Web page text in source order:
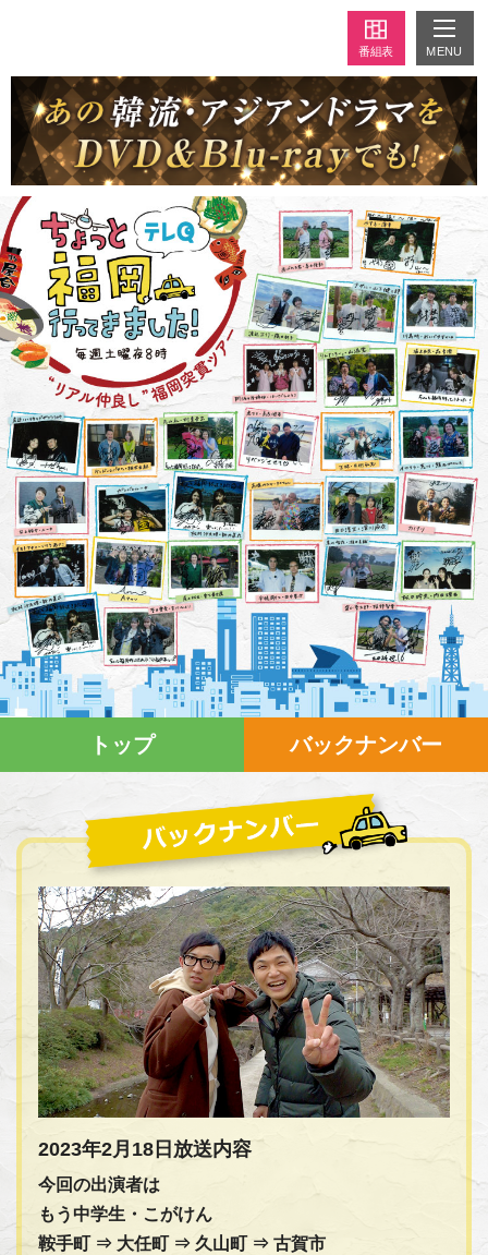
番組表 MENU
トップ バックナンバー
2023年2月18日放送内容
今回の出演者は
もう中学生・こがけん
鞍手町 ⇒ 大任町 ⇒ 久山町 ⇒ 古賀市